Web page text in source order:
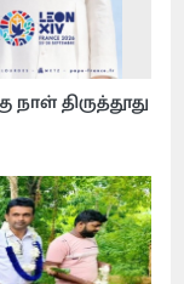
திருத்தூது